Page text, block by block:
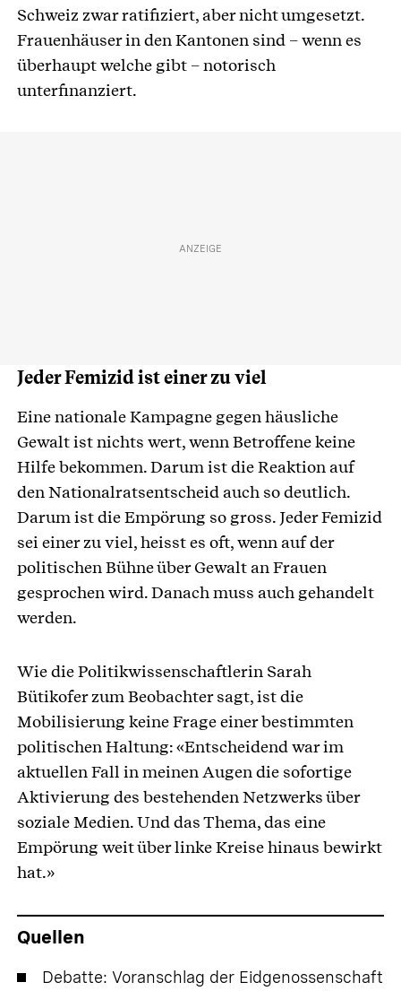
Schweiz zwar ratifiziert, aber nicht umgesetzt.
Frauenhäuser in den Kantonen sind – wenn es
überhaupt welche gibt – notorisch
unterfinanziert.
Jeder Femizid ist einer zu viel
Eine nationale Kampagne gegen häusliche
Gewalt ist nichts wert, wenn Betroffene keine
Hilfe bekommen. Darum ist die Reaktion auf
den Nationalratsentscheid auch so deutlich.
Darum ist die Empörung so gross. Jeder Femizid
sei einer zu viel, heisst es oft, wenn auf der
politischen Bühne über Gewalt an Frauen
gesprochen wird. Danach muss auch gehandelt
werden.
Wie die Politikwissenschaftlerin Sarah
Bütikofer zum Beobachter sagt, ist die
Mobilisierung keine Frage einer bestimmten
politischen Haltung: «Entscheidend war im
aktuellen Fall in meinen Augen die sofortige
Aktivierung des bestehenden Netzwerks über
soziale Medien. Und das Thema, das eine
Empörung weit über linke Kreise hinaus bewirkt
hat.»
Quellen
Debatte: Voranschlag der Eidgenossenschaft